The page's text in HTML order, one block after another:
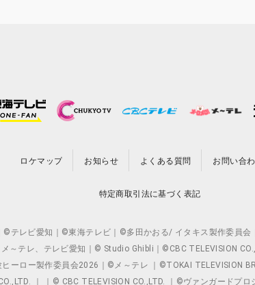
ロケマップ お知らせ よくある質問 お問い合
特定商取引法に基づく表記
テレビ愛知｜©東海テレビ｜©多田かおる/ イタキス製作委員
～テレ、テレビ愛知｜© Studio Ghibli｜©CBC TELEVISION
ロー製作委員会2026｜©メ～テレ ｜©TOKAI TELEVISION
｜ ｜© CBC TELEVISION CO.,LTD. ｜©ヴァンガードプ